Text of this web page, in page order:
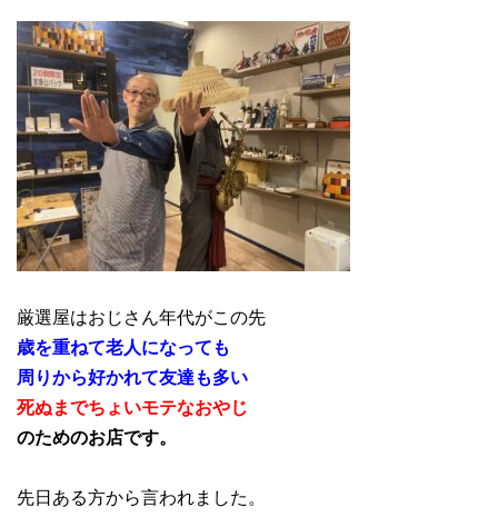
厳選屋はおじさん年代がこの先
歳を重ねて老人になっても
周りから好かれて友達も多い
死ぬまでちょいモテなおやじ
のためのお店です。
先日ある方から言われました。